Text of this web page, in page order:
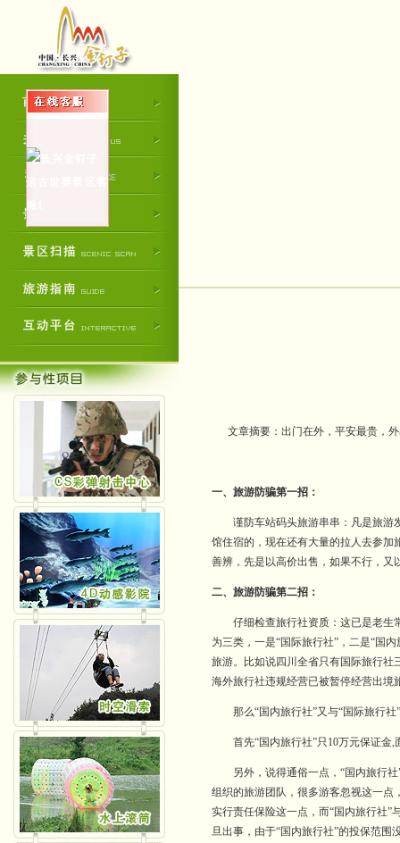
文章摘要：出门在外，平安最贵，外
一、旅游防骗第一招：
谨防车站码头旅游串串：凡是旅游
馆住宿的，现在还有大量的拉人去参加
善辨，先是以高价出售，如果不行，又
二、旅游防骗第二招：
仔细检查旅行社资质：这已是老生
为三类，一是“国际旅行社”，二是“国
旅游。比如说四川全省只有国际旅行社
海外旅行社违规经营已被暂停经营出境
那么“国内旅行社”又与“国际旅行社
首先“国内旅行社”只10万元保证金,
另外，说得通俗一点，“国内旅行社”
组织的旅游团队，很多游客忽视这一点
实行责任保险这一点，而“国内旅行社”
旦出事，由于“国内旅行社”的投保范围